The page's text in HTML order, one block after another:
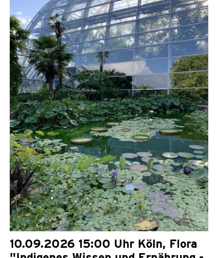
10.09.2026 15:00 Uhr Köln, Flora